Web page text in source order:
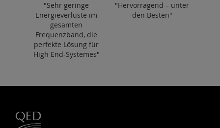
"Sehr geringe
Energieverluste im
gesamten
Frequenzband, die
perfekte Lösung für
High End-Systemes"
"Hervorragend – unter
den Besten"